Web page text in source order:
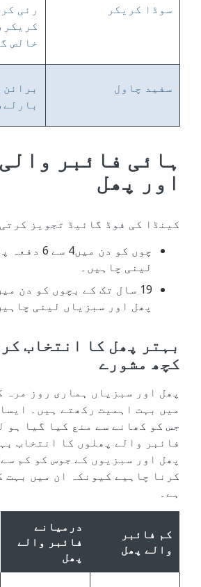
سوڈا کریکر
رئی
خالص
سفید چاول
ہائی فائبر
اور پھل
کینڈا کی فوڈ گائیڈ تجویز
چوں کو دن
لینی چاہیں۔
پھل اور سبزیاں لینی
بہتر پھل کا انتخاب
کچھ مشورے
پھل اور سبزیاں ہماری روز مرہ
میں بہت اہمیت رکھتے ہیں۔
جس کو کھانے سے منع کیا گیا ہو
فائبر والے پھلوں کا انتخاب
پھل اور سبزیوں کے جوس کو کم
کرنا چاہیے کیونکہ ان میں بہت
ہے۔
کم فائبر
والے پھل
درمیانے
فائبر والے
پھل